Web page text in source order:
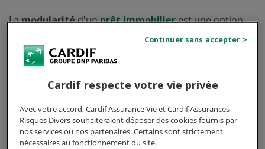
Lamodularitéd'unprêt immobilierest une option
offerte par la majorité des banques qui permet à
l'emprunteur de faire varier le montant de ses
mensualités en fonction de l'évolution de sa situation
peut choisir d'augmenter ou de diminuer le montant
de ses remboursements mensuels. Cette flexibilité
offre une certaine souplesse dans la gestion du budget
Cardif respecte votre vie privée
Avec votre accord, Cardif Assurance Vie et Cardif Assurances
Risques Divers souhaiteraient déposer des cookies fournis par
nos services ou nos partenaires. Certains sont strictement
nécessaires au fonctionnement du site.